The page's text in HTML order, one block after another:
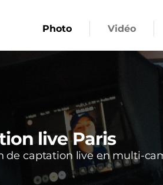
Photo Vidéo
live Paris
de captation live en multi-